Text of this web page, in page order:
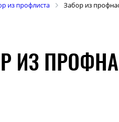
из профлиста Забор из
ИЗ